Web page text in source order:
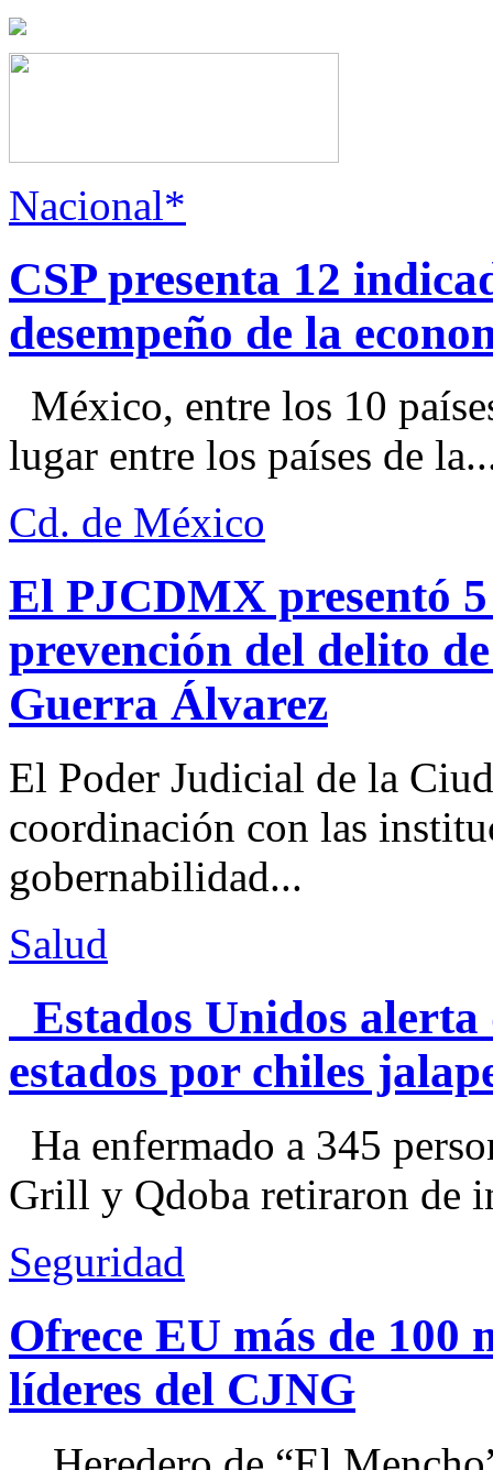
Nacional*
CSP presenta 12
desempeño de la
México, entre los 10
lugar entre los países de
Cd. de México
El PJCDMX presentó
prevención del delito
Guerra Álvarez
El Poder Judicial de la
coordinación con las
gobernabilidad...
Salud
Estados Unidos alerta
estados por chiles
Ha enfermado a 345
Grill y Qdoba retiraron de
Seguridad
Ofrece EU más de 100
líderes del CJNG